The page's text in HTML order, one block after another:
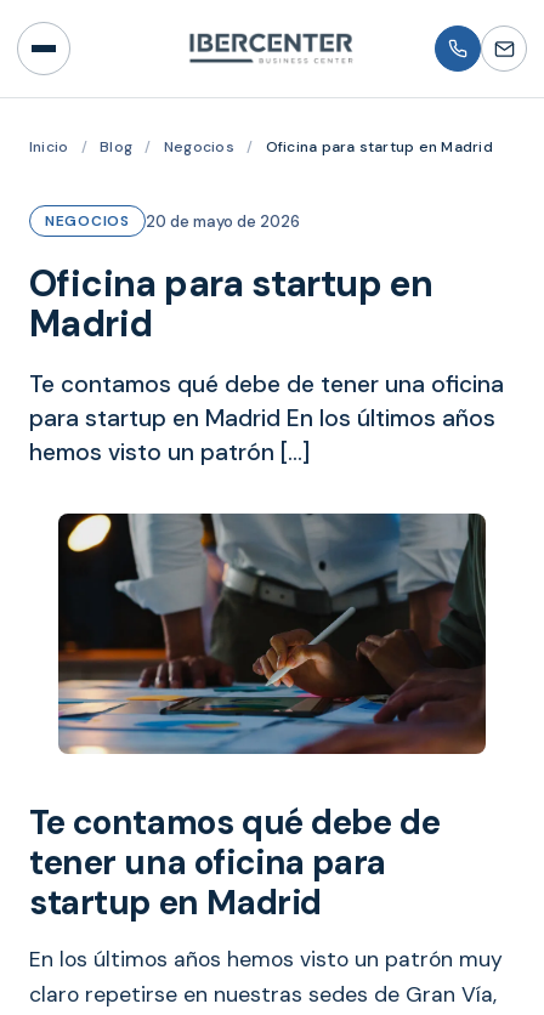
Inicio / Blog / Negocios / Oficina para startup en Madrid
NEGOCIOS 20 de mayo de 2026
Oficina para startup en
Madrid
Te contamos qué debe de tener una oficina
para startup en Madrid En los últimos años
hemos visto un patrón […]
Te contamos qué debe de
tener una oficina para
startup en Madrid
En los últimos años hemos visto un patrón muy
claro repetirse en nuestras sedes de Gran Vía,